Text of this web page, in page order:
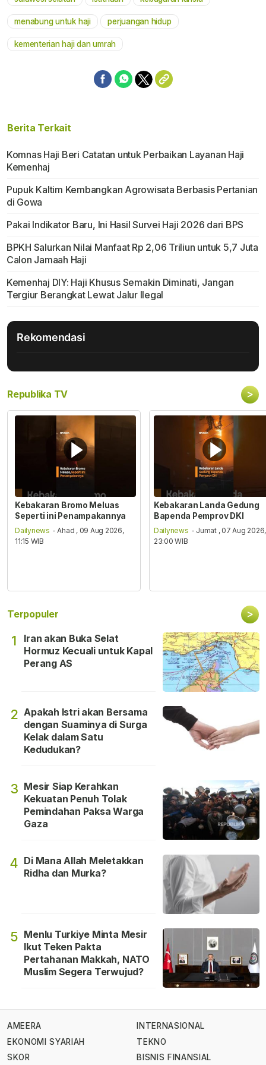
menabung untuk haji perjuangan hidup
kementerian haji dan umrah
Berita Terkait
Komnas Haji Beri Catatan untuk Perbaikan Layanan Haji
Kemenhaj
Pupuk Kaltim Kembangkan Agrowisata Berbasis Pertanian
di Gowa
Pakai Indikator Baru, Ini Hasil Survei Haji 2026 dari BPS
BPKH Salurkan Nilai Manfaat Rp 2,06 Triliun untuk 5,7 Juta
Calon Jamaah Haji
Kemenhaj DIY: Haji Khusus Semakin Diminati, Jangan
Tergiur Berangkat Lewat Jalur Ilegal
Rekomendasi
Republika TV >
Kebakaran Bromo Meluas
Seperti ini Penampakannya
Dailynews - Ahad , 09 Aug 2026,
11:15 WIB
Kebakaran Landa Gedung
Bapenda Pemprov DKI
Dailynews - Jumat , 07 Aug 2026,
23:00 WIB
Terpopuler >
1
Iran akan Buka Selat
Hormuz Kecuali untuk Kapal
Perang AS
2 Apakah Istri akan Bersama
dengan Suaminya di Surga
Kelak dalam Satu
Kedudukan?
3 Mesir Siap Kerahkan
Kekuatan Penuh Tolak
Pemindahan Paksa Warga
Gaza
4 Di Mana Allah Meletakkan
Ridha dan Murka?
5 Menlu Turkiye Minta Mesir
Ikut Teken Pakta
Pertahanan Makkah, NATO
Muslim Segera Terwujud?
AMEERA
EKONOMI SYARIAH
SKOR
INTERNASIONAL
TEKNO
BISNIS FINANSIAL